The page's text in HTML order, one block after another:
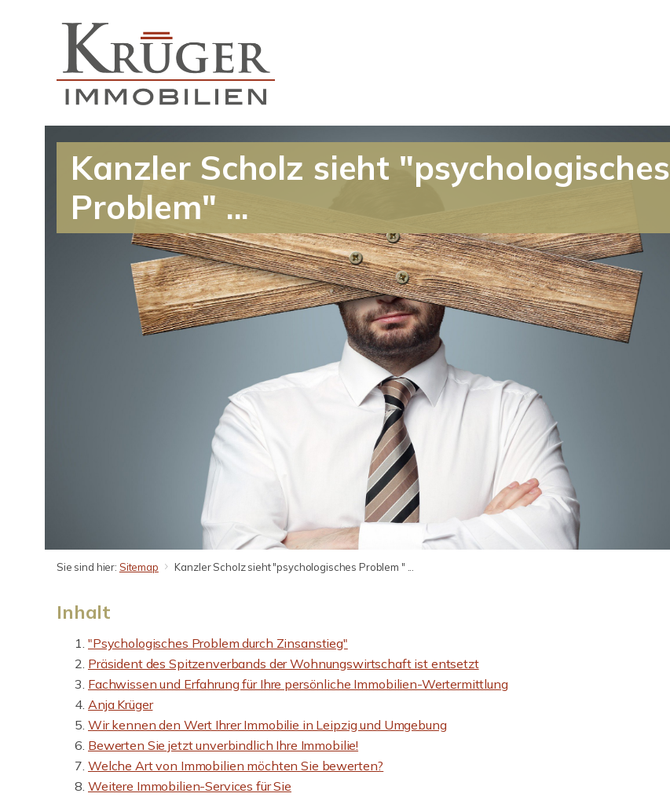
Kanzler Scholz sieht "psychologisches
Problem" ...
Sie sind hier: Sitemap Kanzler Scholz sieht "psychologisches Problem " ...
Inhalt
"Psychologisches Problem durch Zinsanstieg"
Präsident des Spitzenverbands der Wohnungswirtschaft ist entsetzt
Fachwissen und Erfahrung für Ihre persönliche Immobilien-Wertermittlung
Anja Krüger
Wir kennen den Wert Ihrer Immobilie in Leipzig und Umgebung
Bewerten Sie jetzt unverbindlich Ihre Immobilie!
Welche Art von Immobilien möchten Sie bewerten?
Weitere Immobilien-Services für Sie